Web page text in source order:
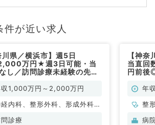
件が近い求人
川県／横浜市】週5日
万円★週3日可能・当
し／訪問診療未経験の先生
収1,000万円～2,000万円
内科、整形外科、形成外科、
経外科、呼吸器外科、心臓血
診療
【神
当直回
円前後
OK～
年
整
病